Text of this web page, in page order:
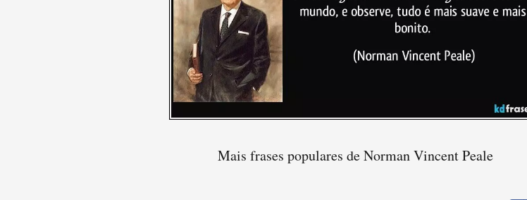
Mais frases populares de Norman Vincent Peale